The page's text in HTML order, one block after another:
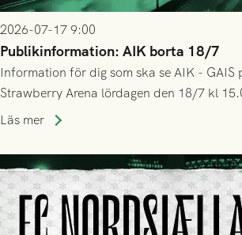
2026-07-17 9:00
Publikinformation: AIK borta 18/7
Information för dig som ska se AIK - GAIS
Strawberry Arena lördagen den 18/7 kl
Läs mer